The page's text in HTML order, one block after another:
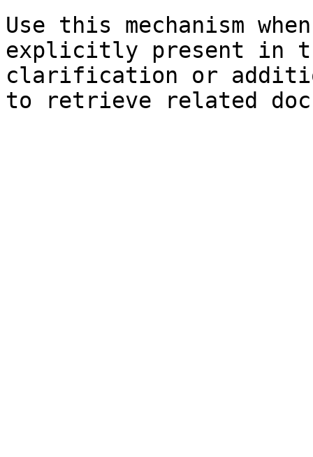
Use this mechanism
explicitly present in
clarification or